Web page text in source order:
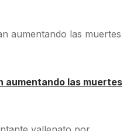
aumentando las muertes